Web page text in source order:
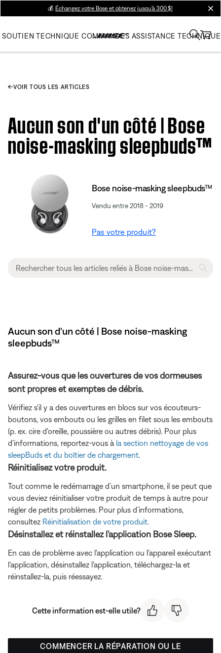
💰 Échangez votre Bose et obtenez jusqu’à 300 $!
SOUTIEN TECHNIQUE COMMANDES ASSISTANCE TECHNIQUE
VOIR TOUS LES ARTICLES
Aucun son d'un côté | Bose
noise-masking sleepbuds™
Bose noise-masking sleepbuds™
Vendu entre 2018 - 2019
Pas votre produit?
Aucun son d'un côté | Bose noise-masking
sleepbuds™
Assurez-vous que les ouvertures de vos dormeuses
sont propres et exemptes de débris.
Vérifiez s'il y a des ouvertures en blocs sur vos écouteurs-
boutons, vos embouts ou les grilles en filet sous les embouts
(p. ex. cire d'oreille, poussière ou autres débris). Pour plus
d'informations, reportez-vous à la section nettoyage de vos
sleepBuds et du boîtier de chargement.
Réinitialisez votre produit.
Tout comme le redémarrage d’un smartphone, il se peut que
vous deviez réinitialiser votre produit de temps à autre pour
régler de petits problèmes. Pour plus d’informations,
consultez Réinitialisation de votre produit.
Désinstallez et réinstallez l'application Bose Sleep.
En cas de problème avec l'application ou l'appareil exécutant
l'application, désinstallez l'application, téléchargez-la et
réinstallez-la, puis réessayez.
Cette information est-elle utile?
COMMENCER LA RÉPARATION OU LE